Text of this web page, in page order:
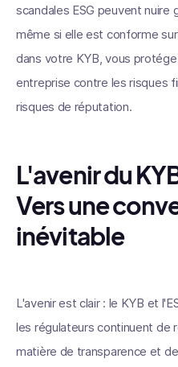
scandales ESG peuvent nuire
même si elle est conforme
dans votre KYB, vous
entreprise contre les risques
risques de réputation.
L'avenir du
Vers une
inévitable
L'avenir est clair : le KYB et
les régulateurs continuent de
matière de transparence et